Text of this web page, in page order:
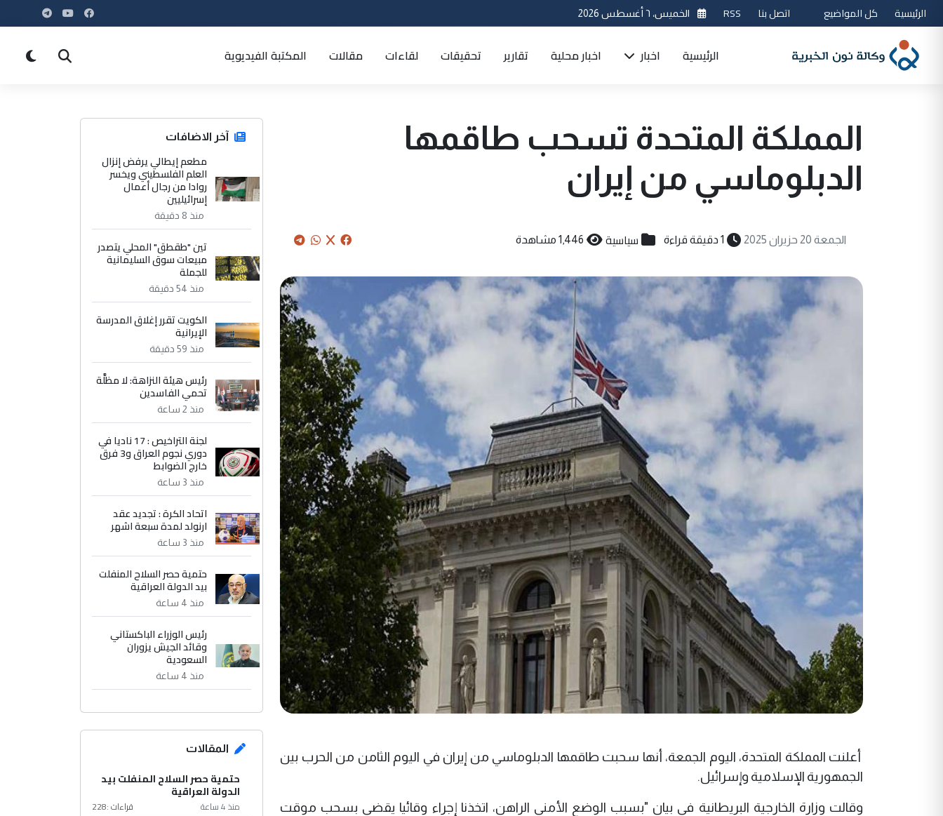
الرئيسية كل المواضيع اتصل بنا RSS الخميس، ٦ أغسطس 2026
الرئيسية اخبار اخبار محلية تقارير تحقيقات لقاءات مقالات المكتبة الفيديوية
المملكة المتحدة تسحب طاقمها
الدبلوماسي من إيران
الجمعة 20 حزيران 2025 1 دقيقة قراءة سياسية 1,446 مشاهدة
أعلنت المملكة المتحدة، اليوم الجمعة، أنها سحبت طاقمها الدبلوماسي من إيران في اليوم الثامن من الحرب بين
الجمهورية الإسلامية وإسرائيل.
وقالت وزارة الخارجية البريطانية في بيان "بسبب الوضع الأمني الراهن، اتخذنا إجراء وقائيا يقضي بسحب موقت
آخر الاضافات
مطعم إيطالي يرفض إنزال
العلم الفلسطيني ويخسر
روادا من رجال أعمال
إسرائيليين
منذ 8 دقيقة
تين "طقطق" المحلي يتصدر
مبيعات سوق السليمانية
للجملة
منذ 54 دقيقة
الكويت تقرر إغلاق المدرسة
الإيرانية
منذ 59 دقيقة
رئيس هيئة النزاهة: لا مظلَّة
تحمي الفاسدين
منذ 2 ساعة
لجنة التراخيص : 17 ناديا في
دوري نجوم العراق و3 فرق
خارج الضوابط
منذ 3 ساعة
اتحاد الكرة : تجديد عقد
ارنولد لمدة سبعة اشهر
منذ 3 ساعة
حتمية حصر السلاح المنفلت
بيد الدولة العراقية
منذ 4 ساعة
رئيس الوزراء الباكستاني
وقائد الجيش يزوران
السعودية
منذ 4 ساعة
المقالات
حتمية حصر السلاح المنفلت بيد
الدولة العراقية
منذ 4 ساعة قراءات :228